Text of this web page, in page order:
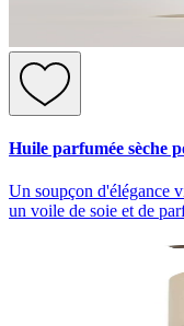
Huile parfumée sèche
Un soupçon d'élégance
un voile de soie et de